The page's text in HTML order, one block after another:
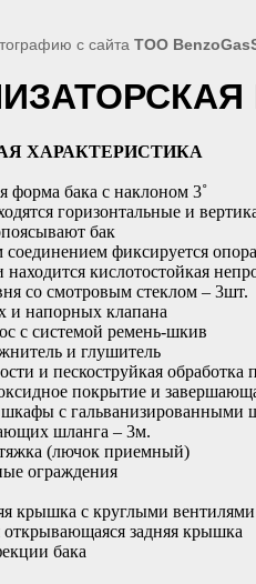
с сайта TOO
ХАРАКТЕРИСТИКА
форма бака с наклоном 3˚
горизонтальные и
бак
фиксируется
находится кислотостойкая
со смотровым стеклом – 3шт.
и напорных клапана
с системой ремень-шкив
и глушитель
и пескоструйкая обработка
покрытие и
с гальванизированными
шланга – 3м.
(лючок приемный)
ограждения
крышка с круглыми вентилями
открывающаяся задняя крышка
бака